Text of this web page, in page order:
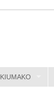
KIUMAKO